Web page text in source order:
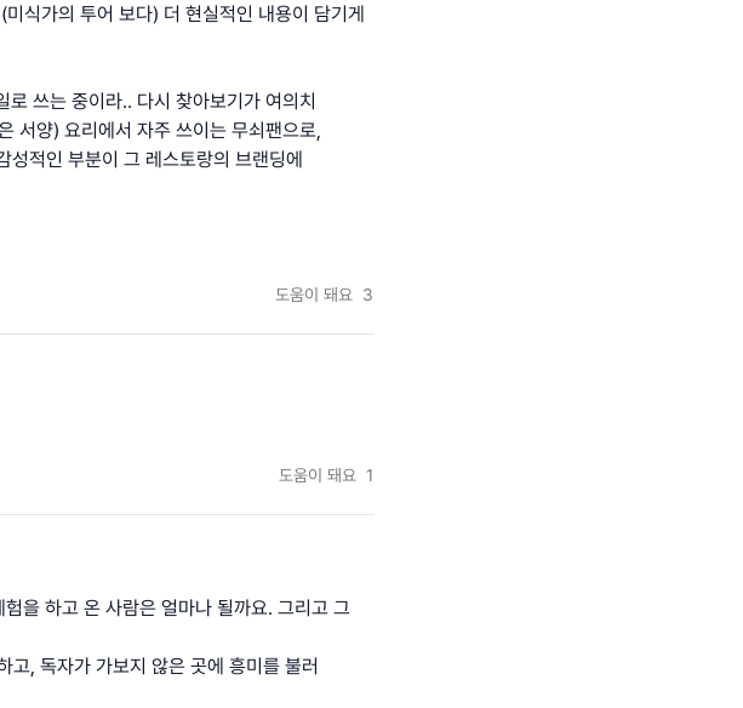
식가의 투어 보다) 더 현실적인 내용이 담기게
쓰는 중이라.. 다시 찾아보기가 여의치
서양) 요리에서 자주 쓰이는 무쇠팬으로,
적인 부분이 그 레스토랑의 브랜딩에
도움이 돼요 3
도움이 돼요 1
을 하고 온 사람은 얼마나 될까요. 그리고 그
고, 독자가 가보지 않은 곳에 흥미를 불러